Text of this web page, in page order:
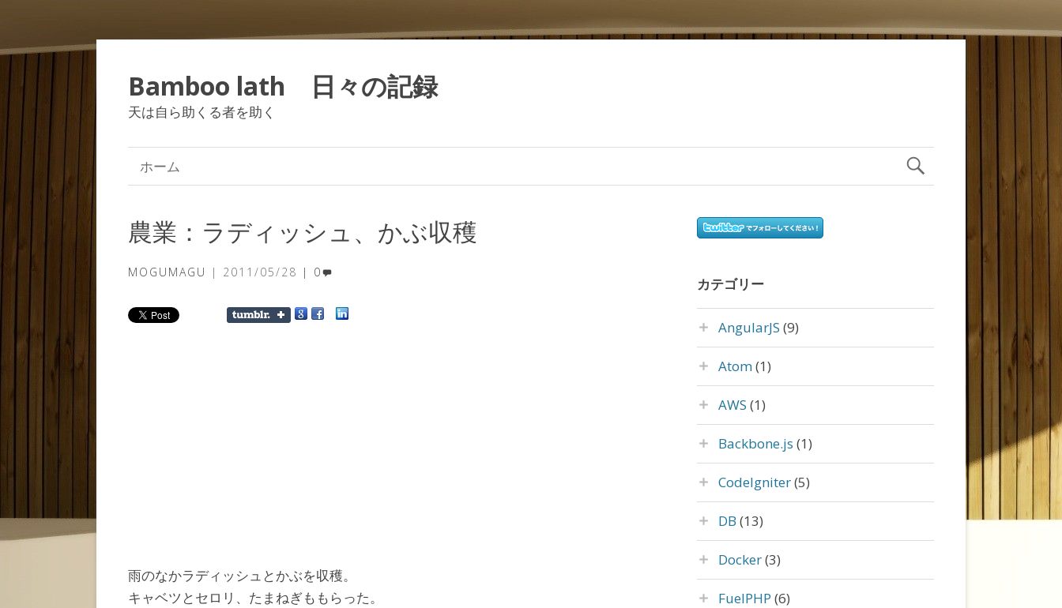
Bamboo lath 日々の記録
天は自ら助くる者を助く
ホーム
農業：ラディッシュ、かぶ収穫
MOGUMAGU 2011/05/28 0
雨のなかラディッシュとかぶを収穫。
キャベツとセロリ、たまねぎももらった。
カテゴリー
AngularJS (9)
Atom(1)
AWS (1)
Backbone.js (1)
CodeIgniter(5)
DB (13)
Docker(3)
FuelPHP (6)